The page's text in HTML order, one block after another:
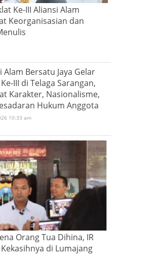
Ke-III Aliansi Alam
Keorganisasian dan
Alam Bersatu Jaya Gelar
III di Telaga Sarangan,
Karakter, Nasionalisme,
Hukum Anggota
10:33 am
Orang Tua Dihina, IR
di Lumajang